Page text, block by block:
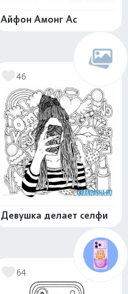
Айфон Амонг Ас
46
Девушка делает селфи
64